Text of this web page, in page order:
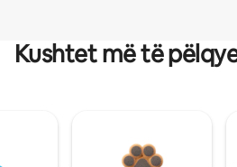
Kushtet më të